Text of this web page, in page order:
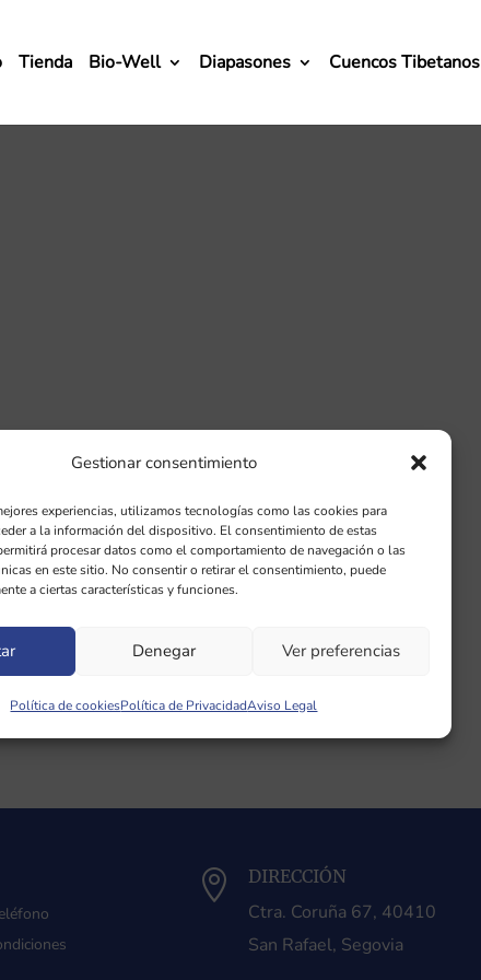
Gestionar consentimiento
experiencias, utilizamos tecnologías como las cookies para
a la información del dispositivo. El consentimiento de estas
procesar datos como el comportamiento de navegación o las
en este sitio. No consentir o retirar el consentimiento, puede
a ciertas características y funciones.
Denegar Ver preferencias
Política de cookiesPolítica de PrivacidadAviso Legal
Tienda Bio-Well Diapasones Cuencos Tibetanos
 DIRECCIÓN
Ctra. Coruña 67, 40410
San Rafael, Segovia